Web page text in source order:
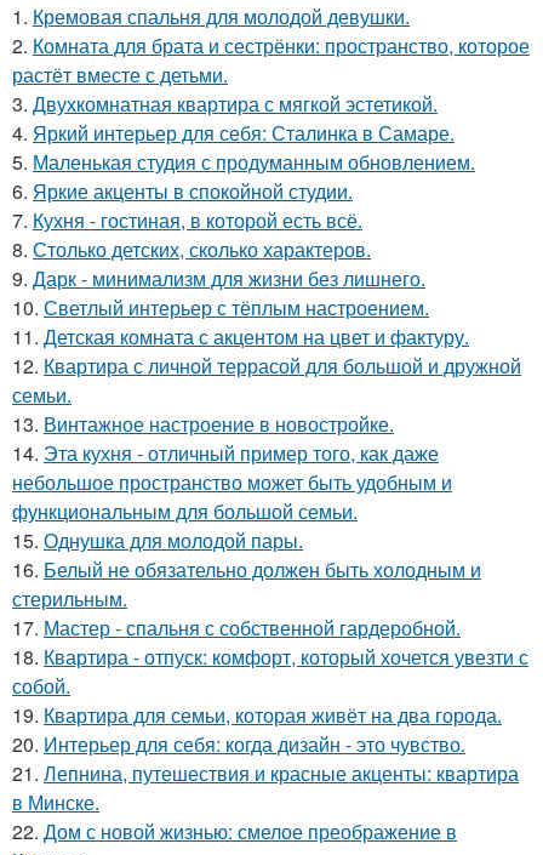
1. Кремовая спальня для молодой девушки.
2. Комната для брата и сестрёнки: пространство, которое
растёт вместе с детьми.
3. Двухкомнатная квартира с мягкой эстетикой.
4. Яркий интерьер для себя: Сталинка в Самаре.
5. Маленькая студия с продуманным обновлением.
6. Яркие акценты в спокойной студии.
7. Кухня - гостиная, в которой есть всё.
8. Столько детских, сколько характеров.
9. Дарк - минимализм для жизни без лишнего.
10. Светлый интерьер с тёплым настроением.
11. Детская комната с акцентом на цвет и фактуру.
12. Квартира с личной террасой для большой и дружной
семьи.
13. Винтажное настроение в новостройке.
14. Эта кухня - отличный пример того, как даже
небольшое пространство может быть удобным и
функциональным для большой семьи.
15. Однушка для молодой пары.
16. Белый не обязательно должен быть холодным и
стерильным.
17. Мастер - спальня с собственной гардеробной.
18. Квартира - отпуск: комфорт, который хочется увезти с
собой.
19. Квартира для семьи, которая живёт на два города.
20. Интерьер для себя: когда дизайн - это чувство.
21. Лепнина, путешествия и красные акценты: квартира
в Минске.
22. Дом с новой жизнью: смелое преображение в